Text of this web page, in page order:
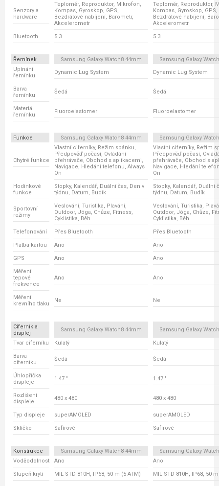
Senzory a
hardware
Teploměr, Reproduktor, Mikrofon,
Kompas, Gyroskop, GPS,
Bezdrátové nabíjení, Barometr,
Akcelerometr
Teploměr, Reproduktor,
Kompas, Gyroskop, GPS,
Bezdrátové nabíjení,
Akcelerometr
Bluetooth 5.3 5.3
Řemínek Samsung Galaxy Watch8 44mm
Samsung Galaxy
Upínání
řemínku
Dynamic Lug System Dynamic Lug System
Barva
řemínku
Šedá Šedá
Materiál
řemínku
Fluoroelastomer Fluoroelastomer
Funkce Samsung Galaxy Watch8 44mm Samsung Galaxy
Chytré funkce
Vlastní ciferníky, Režim spánku,
Předpověď počasí, Ovládání
přehrávače, Obchod s aplikacemi,
Navigace, Hledání telefonu, Always
On
Vlastní ciferníky, Režim
Předpověď počasí,
přehrávače, Obchod s
Navigace, Hledání
On
Hodinkové
funkce
Stopky, Kalendář, Duální čas, Den v
týdnu, Datum, Budík
Stopky, Kalendář, Duální
týdnu, Datum, Budík
Sportovní
režimy
Veslování, Turistika, Plavání,
Outdoor, Jóga, Chůze, Fitness,
Cyklistika, Běh
Veslování, Turistika,
Outdoor, Jóga, Chůze,
Cyklistika, Běh
Telefonování Přes Bluetooth Přes Bluetooth
Platba kartou Ano Ano
GPS Ano Ano
Měření
tepové
frekvence
Ano Ano
Měření
krevního tlaku
Ne Ne
Ciferník a
displej
Samsung Galaxy Watch8 44mm Samsung Galaxy
Tvar ciferníku Kulatý Kulatý
Barva
ciferníku
Šedá Šedá
Úhlopříčka
displeje
1.47 " 1.47 "
Rozlišení
displeje
480 x 480 480 x 480
Typ displeje superAMOLED superAMOLED
Sklíčko Safírové Safírové
Konstrukce Samsung Galaxy Watch8 44mm
Samsung Galaxy
Voděodolnost
Ano Ano
Stupeň krytí MIL-STD-810H, IP68, 50 m (5 ATM) MIL-STD-810H, IP68, 50